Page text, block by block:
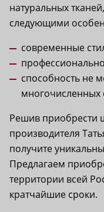
натуральных
следующими
современные
способность не
многочисленных
Решив приобрести
производителя
получите
Предлагаем
территории всей
кратчайшие сроки.